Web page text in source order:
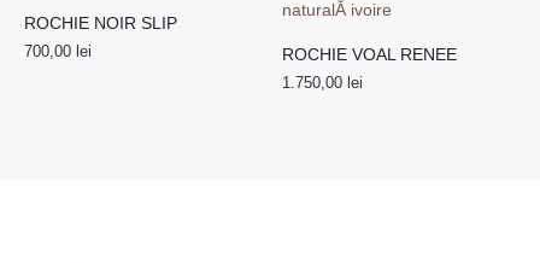
ROCHIE NOIR SLIP
700,00 lei ROCHIE VOAL RENEE
1.750,00 lei